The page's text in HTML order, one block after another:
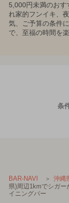
5,000円未満のおす
れ家的フンイキ、
気、ご予算の条件
で、至福の時間を
条
BAR-NAVI 沖縄
県)周辺1kmでシガ
イニングバー